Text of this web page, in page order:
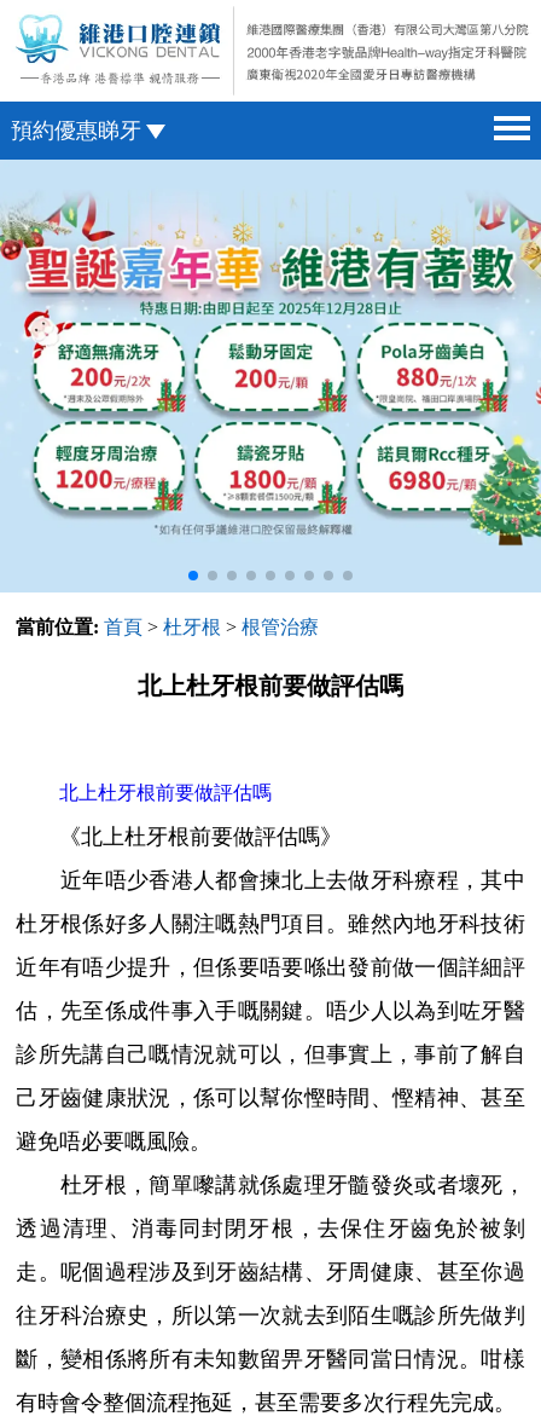
預約優惠睇牙
首頁 home page
醫院簡介 hospital introduction
醫生介紹 doctor introduction
醫療新聞 medical news
種植牙 dental implant
箍牙 orthodontics
收費標準 change standard
預約牙醫 contact us
澳門電話預約
微信預約
WhatsApp預約
當前位置: 首頁 >杜牙根 >根管治療
北上杜牙根前要做評估嗎
北上杜牙根前要做評估嗎
《北上杜牙根前要做評估嗎》
近年唔少香港人都會揀北上去做牙科療程，其中
杜牙根係好多人關注嘅熱門項目。雖然內地牙科技術
近年有唔少提升，但係要唔要喺出發前做一個詳細評
估，先至係成件事入手嘅關鍵。唔少人以為到咗牙醫
診所先講自己嘅情況就可以，但事實上，事前了解自
己牙齒健康狀況，係可以幫你慳時間、慳精神、甚至
避免唔必要嘅風險。
杜牙根，簡單嚟講就係處理牙髓發炎或者壞死，
透過清理、消毒同封閉牙根，去保住牙齒免於被剝
走。呢個過程涉及到牙齒結構、牙周健康、甚至你過
往牙科治療史，所以第一次就去到陌生嘅診所先做判
斷，變相係將所有未知數留畀牙醫同當日情況。咁樣
有時會令整個流程拖延，甚至需要多次行程先完成。